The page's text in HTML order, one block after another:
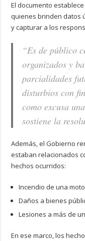
El documento
quienes brinden datos
y capturar a los
“Es de público
organizados y
parcialidades
disturbios con
como excusa
sostiene la
Además, el Gobierno
estaban relacionados
hechos ocurridos:
Incendio de una
Daños a bienes
Lesiones a más de
En ese marco, los